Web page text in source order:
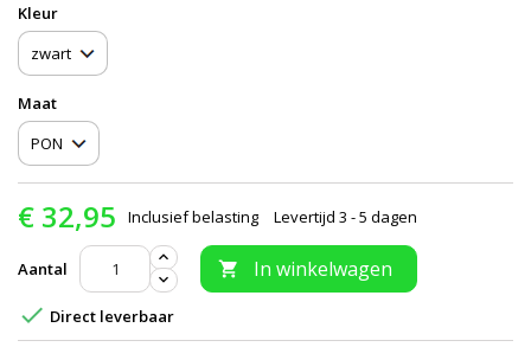
Kleur
Maat
€ 32,95 Inclusief belasting Levertijd 3 - 5 dagen
Aantal  In winkelwagen
 Direct leverbaar